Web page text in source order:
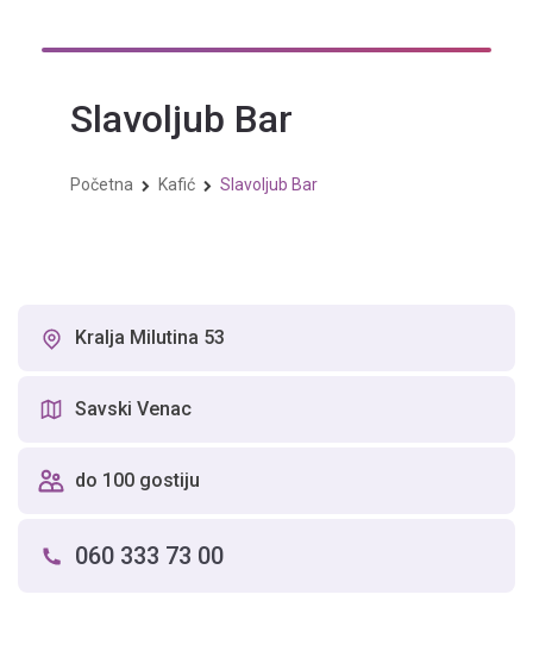
Slavoljub Bar
Početna Kafić Slavoljub Bar
Kralja Milutina 53
Savski Venac
do 100 gostiju
060 333 73 00